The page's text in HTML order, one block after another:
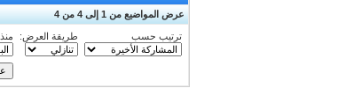
عرض المواضيع من 1 إلى 4 من 4
ترتيب حسب طريقة العرض: منذ